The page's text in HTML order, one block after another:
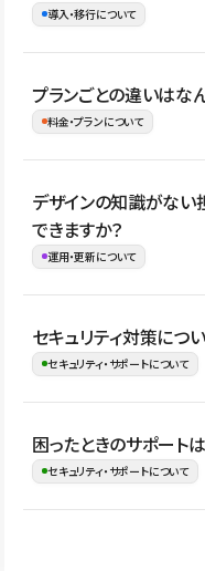
Studio上に再構築する形
イト全体のデザインや設
め、移行後にページ構成
導入・移行について
はい。アクセス規模が大
理、セキュリティ確認、
ない段階でも、お問い合
お問合せはこちら
プランごとの違いはな
料金・プランについて
公開ページ数、バージョ
管理の有無などがプラン
ージをご覧ください。
デザインの知識がない
できますか？
運用・更新について
はい。CMSやコンポーネ
ことで、デザインを崩し
ながらレイアウトに影響
す。
セキュリティ対策につ
セキュリティ・サポートについて
Studioでは、公開サイト
の暗号化、データ保護、
はSSL/TLSによる通信暗
困ったときのサポート
セキュリティ・サポートについて
操作方法や機能について